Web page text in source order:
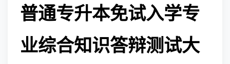
普通专升本免试入学专
业综合知识答辩测试大